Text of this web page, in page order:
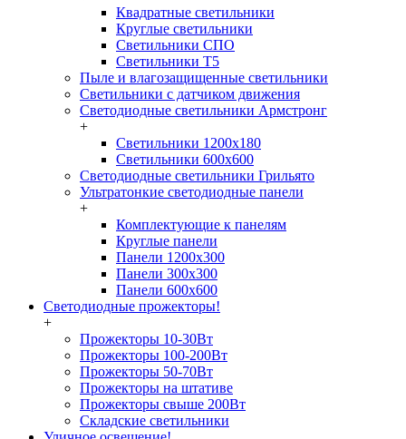
Квадратные светильники
Круглые светильники
Светильники СПО
Светильники Т5
Пыле и влагозащищенные светильники
Светильники с датчиком движения
Светодиодные светильники Армстронг
+
Светильники 1200х180
Светильники 600х600
Светодиодные светильники Грильято
Ультратонкие светодиодные панели
+
Комплектующие к панелям
Круглые панели
Панели 1200х300
Панели 300х300
Панели 600х600
Светодиодные прожекторы!
+
Прожекторы 10-30Вт
Прожекторы 100-200Вт
Прожекторы 50-70Вт
Прожекторы на штативе
Прожекторы свыше 200Вт
Складские светильники